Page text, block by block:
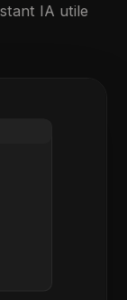
IA utile